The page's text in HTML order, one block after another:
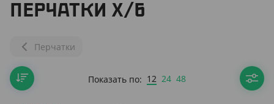
ПЕРЧАТКИ Х/Б
Перчатки
Показать по: 12 24 48